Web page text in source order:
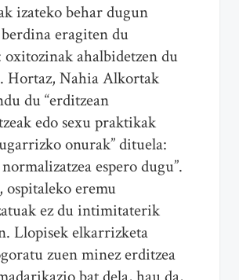
izateko behar dugun
eragiten du
oxitozinak ahalbidetzen du
Hortaz, Nahia Alkortak
du “erditzean
edo sexu praktikak
onurak” dituela:
espero dugu”.
ospitaleko eremu
ez du intimitaterik
Llopisek elkarrizketa
zuen minez erditzea